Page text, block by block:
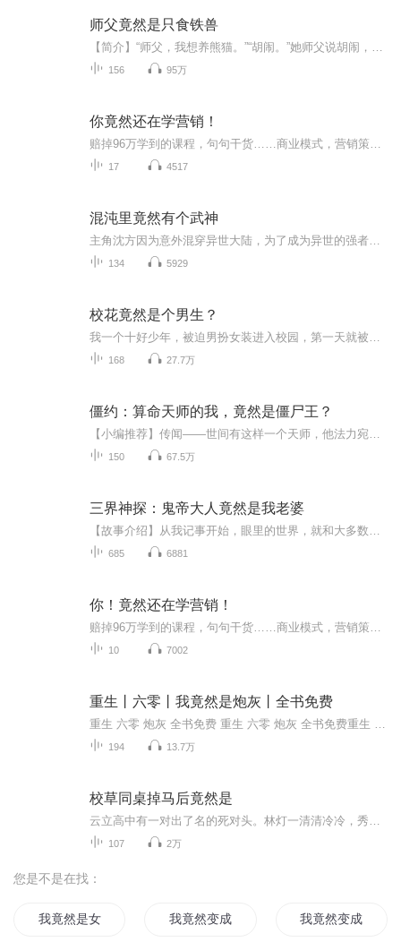
师父竟然是只食铁兽
156 95万
你竟然还在学营销！
17 4517
混沌里竟然有个武神
134 5929
校花竟然是个男生？
168 27.7万
僵约：算命天师的我，竟然是僵尸王？
150 67.5万
三界神探：鬼帝大人竟然是我老婆
685 6881
你！竟然还在学营销！
10 7002
重生丨六零丨我竟然是炮灰丨全书免费
194 13.7万
校草同桌掉马后竟然是
107 2万
您是不是在找：
我竟然是女人 我竟然变成了一只猫 我竟然变成了女生